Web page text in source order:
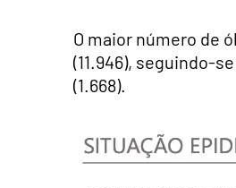
O maior número de
(11.946), seguindo-
(1.668).